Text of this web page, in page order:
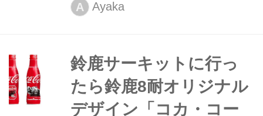
ススメのスニーカー5選をご紹介しま
A Ayaka
鈴鹿サーキットに行っ
たら鈴鹿8耐オリジナル
デザイン「コカ・コー